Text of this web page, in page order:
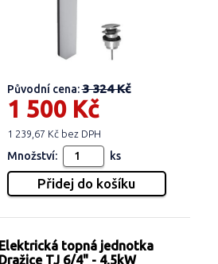
Původní cena:3 324 Kč
1 500 Kč
1 239,67 Kč bez DPH
Množství: ks
Elektrická topná jednotka
Dražice TJ 6/4" - 4,5kW